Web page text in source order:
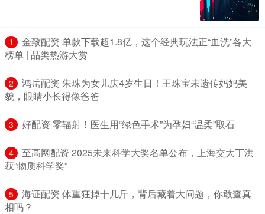
1
​金致配资 单款下载超1.8亿，这个经典玩法正“血洗”各大
榜单 | 品类热游大赏
2
​鸿岳配资 朱珠为女儿庆4岁生日！王珠宝未遗传妈妈美
貌，眼睛小长得像爸爸
3 ​好配资 零辐射！医生用“绿色手术”为孕妇“温柔”取石
4
​至高网配资 2025未来科学大奖名单公布，上海交大丁洪
获“物质科学奖”
5
​海证配资 体重狂掉十几斤，背后藏着大问题，你敢查真
相吗？